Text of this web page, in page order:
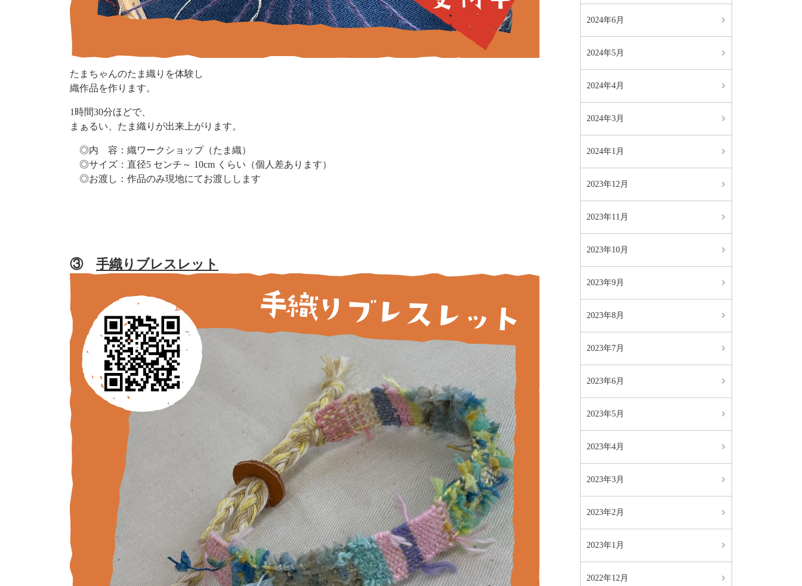
たまちゃんのたま織りを体験し
織作品を作ります。
1時間30分ほどで、
まぁるい、たま織りが出来上がります。
◎内 容：織ワークショップ（たま織）
◎サイズ：直径5 センチ～ 10cm くらい（個人差あります）
◎お渡し：作品のみ現地にてお渡しします
③ 手織りブレスレット
2024年6月
2024年5月
2024年4月
2024年3月
2024年1月
2023年12月
2023年11月
2023年10月
2023年9月
2023年8月
2023年7月
2023年6月
2023年5月
2023年4月
2023年3月
2023年2月
2023年1月
2022年12月